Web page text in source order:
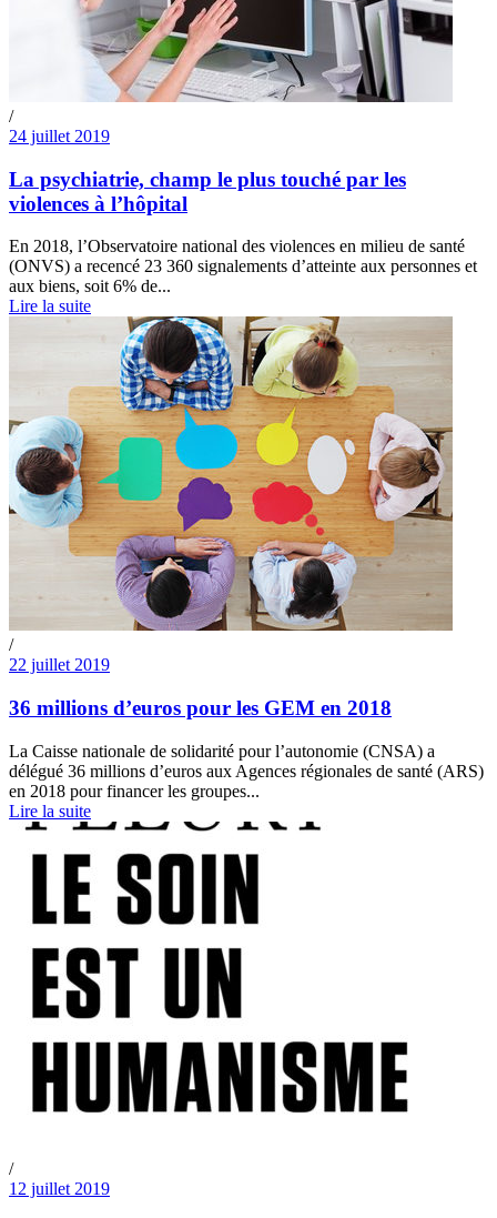
/
24 juillet 2019
La psychiatrie, champ le plus touché par les
violences à l’hôpital
En 2018, l’Observatoire national des violences en milieu de santé
(ONVS) a recencé 23 360 signalements d’atteinte aux personnes et
aux biens, soit 6% de...
Lire la suite
/
22 juillet 2019
36 millions d’euros pour les GEM en 2018
La Caisse nationale de solidarité pour l’autonomie (CNSA) a
délégué 36 millions d’euros aux Agences régionales de santé (ARS)
en 2018 pour financer les groupes...
Lire la suite
/
12 juillet 2019